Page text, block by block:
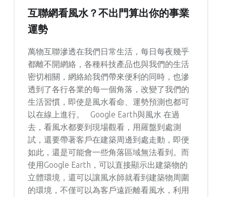
互聯網看風水？不出門算出你的事業
運勢
萬物互聯滲透在我們日常生活，每日每夜幾乎
都離不開網絡，各種科技產品也與我們的生活
密切相關，網絡給我們帶來便利的同時，也滲
透到了各行各業的每一個角落，改變了我們的
生活習慣，即使是風水看命、運勢預測也都可
以在線上進行。 Google Earth與風水 在過
去，看風水都要到現場觀看，用羅盤到處測
試，還要帶著客戶在建築周邊到處走動，即便
如此，還是可能會一些角落區域無法看到。而
使用Google Earth，可以直接顯示出建築物的
立體環境，還可以讓風水師就看到建築物周圍
的環境，不僅可以為客戶遠距離看風水，利用